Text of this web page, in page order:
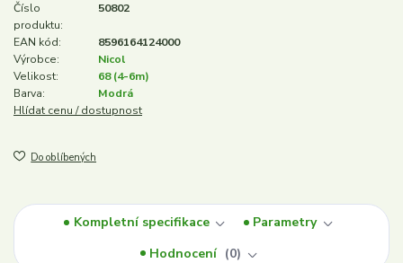
Číslo
produktu:
50802
EAN kód:
8596164124000
Výrobce:
Nicol
Velikost:
68 (4-6m)
Barva:
Modrá
Hlídat cenu / dostupnost
Do oblíbených
Kompletní specifikace
Parametry
Hodnocení
0